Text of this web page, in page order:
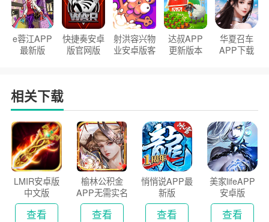
e蓉江APP
最新版
快捷奏安卓
版官网版
射洪容兴物
业安卓版客
达叔APP
更新版本
华夏召车
APP下载
相关下载
LMIR安卓版
中文版
查看
榆林公积金
APP无需实名
认证版
查看
悄悄说APP最
新版
查看
美家lifeAPP
安卓版
查看